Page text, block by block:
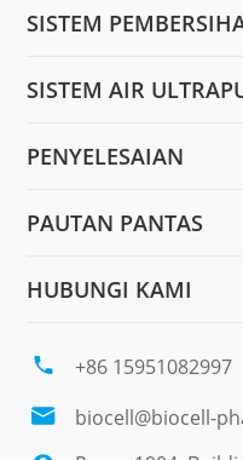
SISTEM
SISTEM AIR
PENYELESAIAN
PAUTAN PANTAS
HUBUNGI KAMI
 +86 15951082997
 biocell@biocell-